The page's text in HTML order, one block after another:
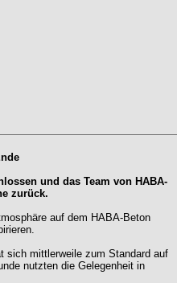
und das Team von HABA-
zurück.
auf dem HABA-Beton
sich mittlerweile zum Standard auf
nutzten die Gelegenheit in